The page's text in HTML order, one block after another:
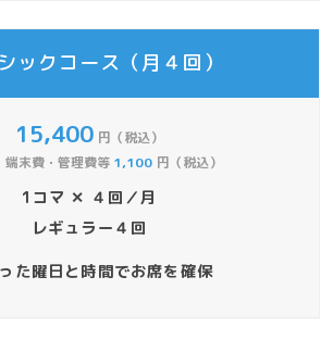
ックコース（月４回）
15,400 円（税込）
端末費・管理費等 1,100 円（税込）
1コマ ✕ ４回／月
レギュラー４回
た曜日と時間でお席を確保